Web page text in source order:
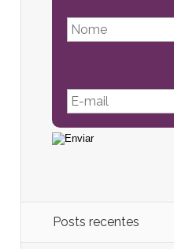
Posts recentes